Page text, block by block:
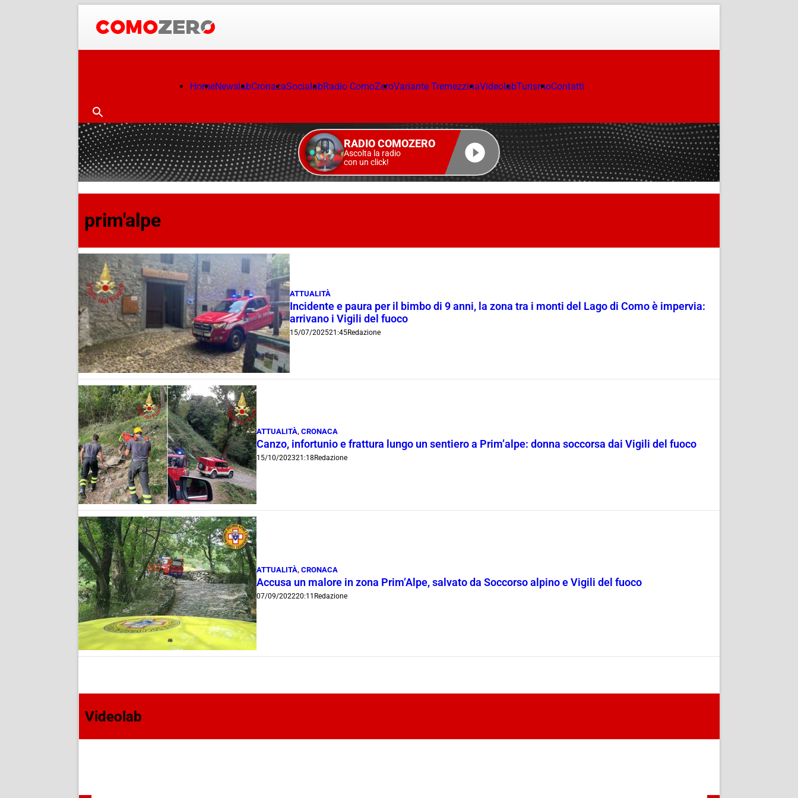
HomeNewslabCronacaSocialabRadio ComoZeroVariante TremezzinaVideolabTurismoContatti
RADIO COMOZERO
Ascolta la radio
con un click!
prim'alpe
ATTUALITÀ
Incidente e paura per il bimbo di 9 anni, la zona tra i monti del Lago di Como è impervia:
arrivano i Vigili del fuoco
15/07/202521:45Redazione
ATTUALITÀ, CRONACA
Canzo, infortunio e frattura lungo un sentiero a Prim’alpe: donna soccorsa dai Vigili del fuoco
15/10/202321:18Redazione
ATTUALITÀ, CRONACA
Accusa un malore in zona Prim’Alpe, salvato da Soccorso alpino e Vigili del fuoco
07/09/202220:11 Redazione
Videolab